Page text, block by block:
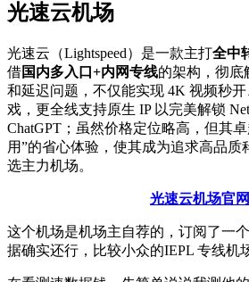
光速云机场
光速云（Lightspeed）是一款主打全中
借国内多入口+内网专线的架构，彻底
和延迟问题，不仅能实现 4K 视频秒
戏，更全线支持原生 IP 以完美解锁
ChatGPT；虽然价格定位略高，但其
用”的省心体验，使其成为追求高品质
选主力机场。
光速云机场官网
这个机场是机场主自荐的，订阅了一
据确实还行，比较小众的IEPL 专线机